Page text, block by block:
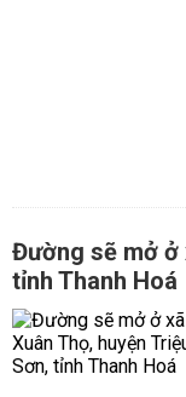
Đường sẽ mở ở
tỉnh Thanh Hoá